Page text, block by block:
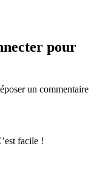
pour
un commentaire
facile !